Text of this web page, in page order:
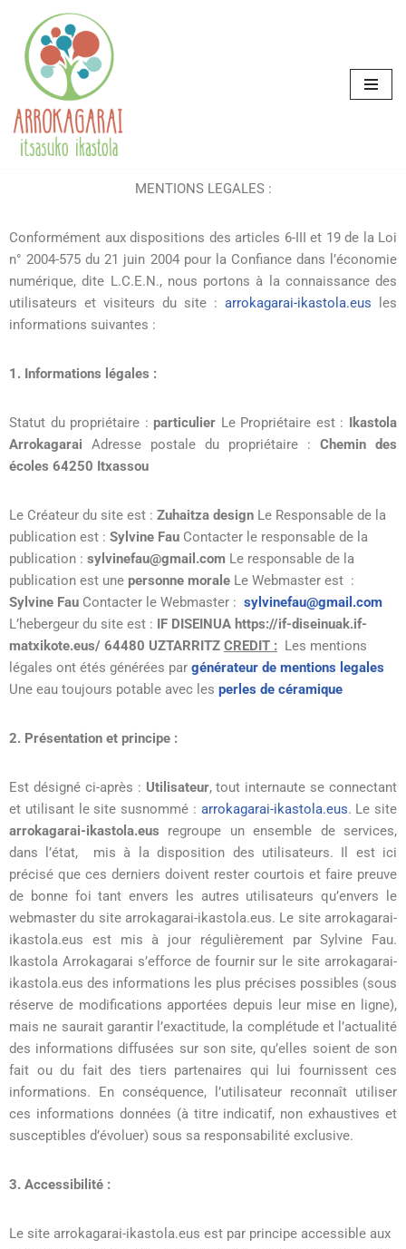
Aller
au
contenu
MENTIONS LEGALES :
Conformément aux dispositions des articles 6-III et 19 de la Loi
n° 2004-575 du 21 juin 2004 pour la Confiance dans l’économie
numérique, dite L.C.E.N., nous portons à la connaissance des
utilisateurs et visiteurs du site : arrokagarai-ikastola.eus les
informations suivantes :
1. Informations légales :
Statut du propriétaire :particulier Le Propriétaire est : Ikastola
Arrokagarai Adresse postale du propriétaire : Chemin des
écoles 64250 Itxassou
Le Créateur du site est : Zuhaitza design Le Responsable de la
publication est : Sylvine Fau Contacter le responsable de la
publication : sylvinefau@gmail.com Le responsable de la
publication est une personne morale Le Webmaster est :
Sylvine Fau Contacter le Webmaster : sylvinefau@gmail.com
L’hebergeur du site est : IF DISEINUA https://if-diseinuak.if-
matxikote.eus/ 64480 UZTARRITZ CREDIT : Les mentions
légales ont étés générées par générateur de mentions legales
Une eau toujours potable avec les perles de céramique
2. Présentation et principe :
Est désigné ci-après : Utilisateur, tout internaute se connectant
et utilisant le site susnommé : arrokagarai-ikastola.eus. Le site
arrokagarai-ikastola.eus regroupe un ensemble de services,
dans l’état, mis à la disposition des utilisateurs. Il est ici
précisé que ces derniers doivent rester courtois et faire preuve
de bonne foi tant envers les autres utilisateurs qu’envers le
webmaster du site arrokagarai-ikastola.eus. Le site arrokagarai-
ikastola.eus est mis à jour régulièrement par Sylvine Fau.
Ikastola Arrokagarai s’efforce de fournir sur le site arrokagarai-
ikastola.eus des informations les plus précises possibles (sous
réserve de modifications apportées depuis leur mise en ligne),
mais ne saurait garantir l’exactitude, la complétude et l’actualité
des informations diffusées sur son site, qu’elles soient de son
fait ou du fait des tiers partenaires qui lui fournissent ces
informations. En conséquence, l’utilisateur reconnaît utiliser
ces informations données (à titre indicatif, non exhaustives et
susceptibles d’évoluer) sous sa responsabilité exclusive.
3. Accessibilité :
Le site arrokagarai-ikastola.eus est par principe accessible aux